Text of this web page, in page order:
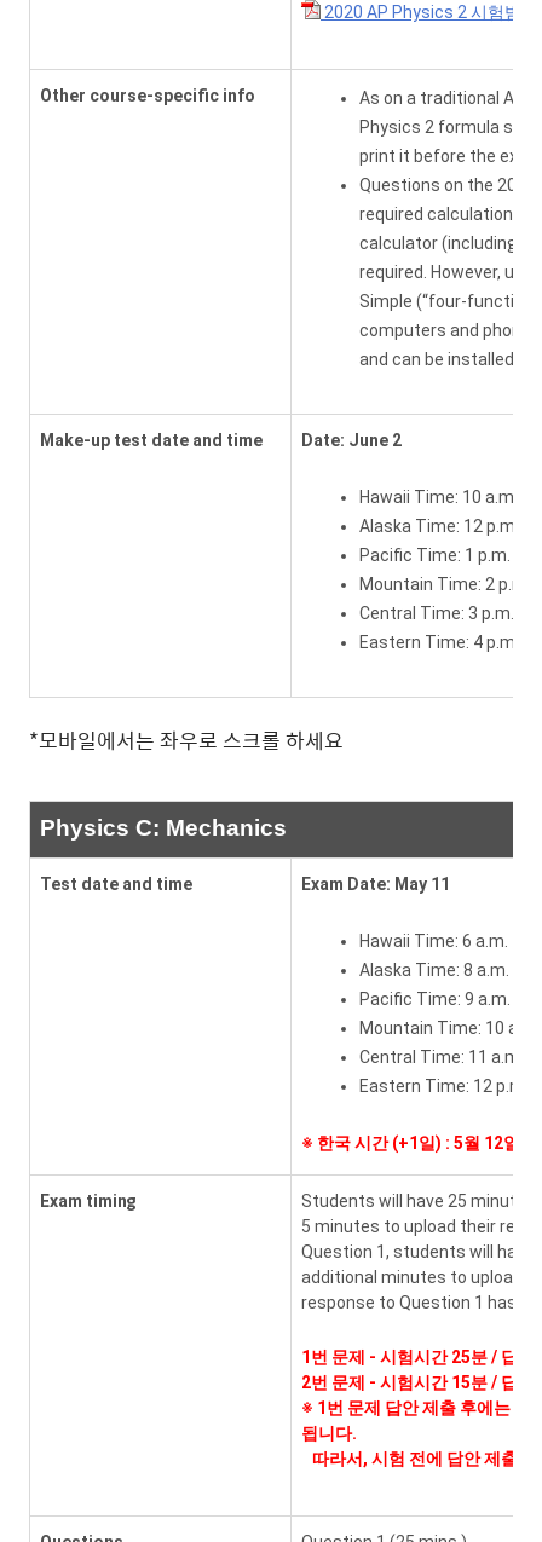
2020 AP Physics 2 시험범
Other course-specific info
As on a traditional AP
Physics 2 formula
print it before the
Questions on the 2020
required calculations
calculator (including
required. However,
Simple (“four-
computers and
and can be installed
Make-up test date and time Date: June 2
Hawaii Time: 10 a.m.
Alaska Time: 12 p.m.
Pacific Time: 1 p.m.
Mountain Time: 2 p.m.
Central Time: 3 p.m.
Eastern Time: 4 p.m.
*모바일에서는 좌우로 스크롤 하세요
Physics C: Mechanics
Test date and time Exam Date: May 11
Hawaii Time: 6 a.m.
Alaska Time: 8 a.m.
Pacific Time: 9 a.m.
Mountain Time: 10 a.m.
Central Time: 11 a.m.
Eastern Time: 12 p.m.
※ 한국 시간 (+1일) : 5월 12일
Exam timing
Students will have 25 minutes
5 minutes to upload their
Question 1, students will
additional minutes to upload
response to Question 1 has
1번 문제 - 시험시간 25분 / 답안
2번 문제 - 시험시간 15분 / 답안
※ 1번 문제 답안 제출 후에는 다
됩니다.
따라서, 시험 전에 답안 제출